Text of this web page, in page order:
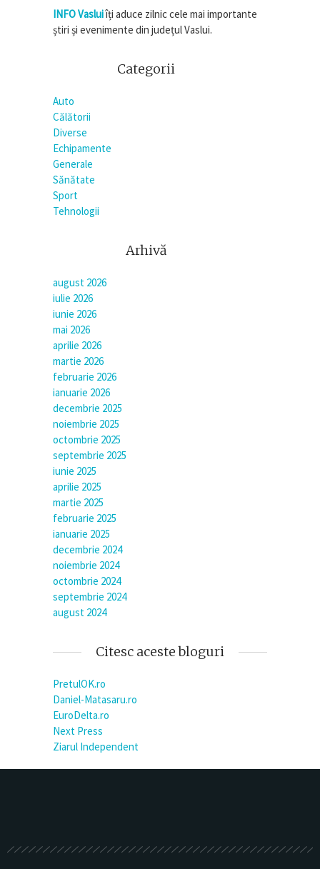
INFO Vasluiîți aduce zilnic cele mai importante
știri și evenimente din județul Vaslui.
Categorii
Auto
Călătorii
Diverse
Echipamente
Generale
Sănătate
Sport
Tehnologii
Arhivă
august 2026
iulie 2026
iunie 2026
mai 2026
aprilie 2026
martie 2026
februarie 2026
ianuarie 2026
decembrie 2025
noiembrie 2025
octombrie 2025
septembrie 2025
iunie 2025
aprilie 2025
martie 2025
februarie 2025
ianuarie 2025
decembrie 2024
noiembrie 2024
octombrie 2024
septembrie 2024
august 2024
Citesc aceste bloguri
PretulOK.ro
Daniel-Matasaru.ro
EuroDelta.ro
Next Press
Ziarul Independent